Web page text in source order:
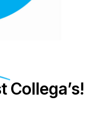
Collega’s!